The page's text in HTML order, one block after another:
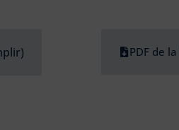
PDF de